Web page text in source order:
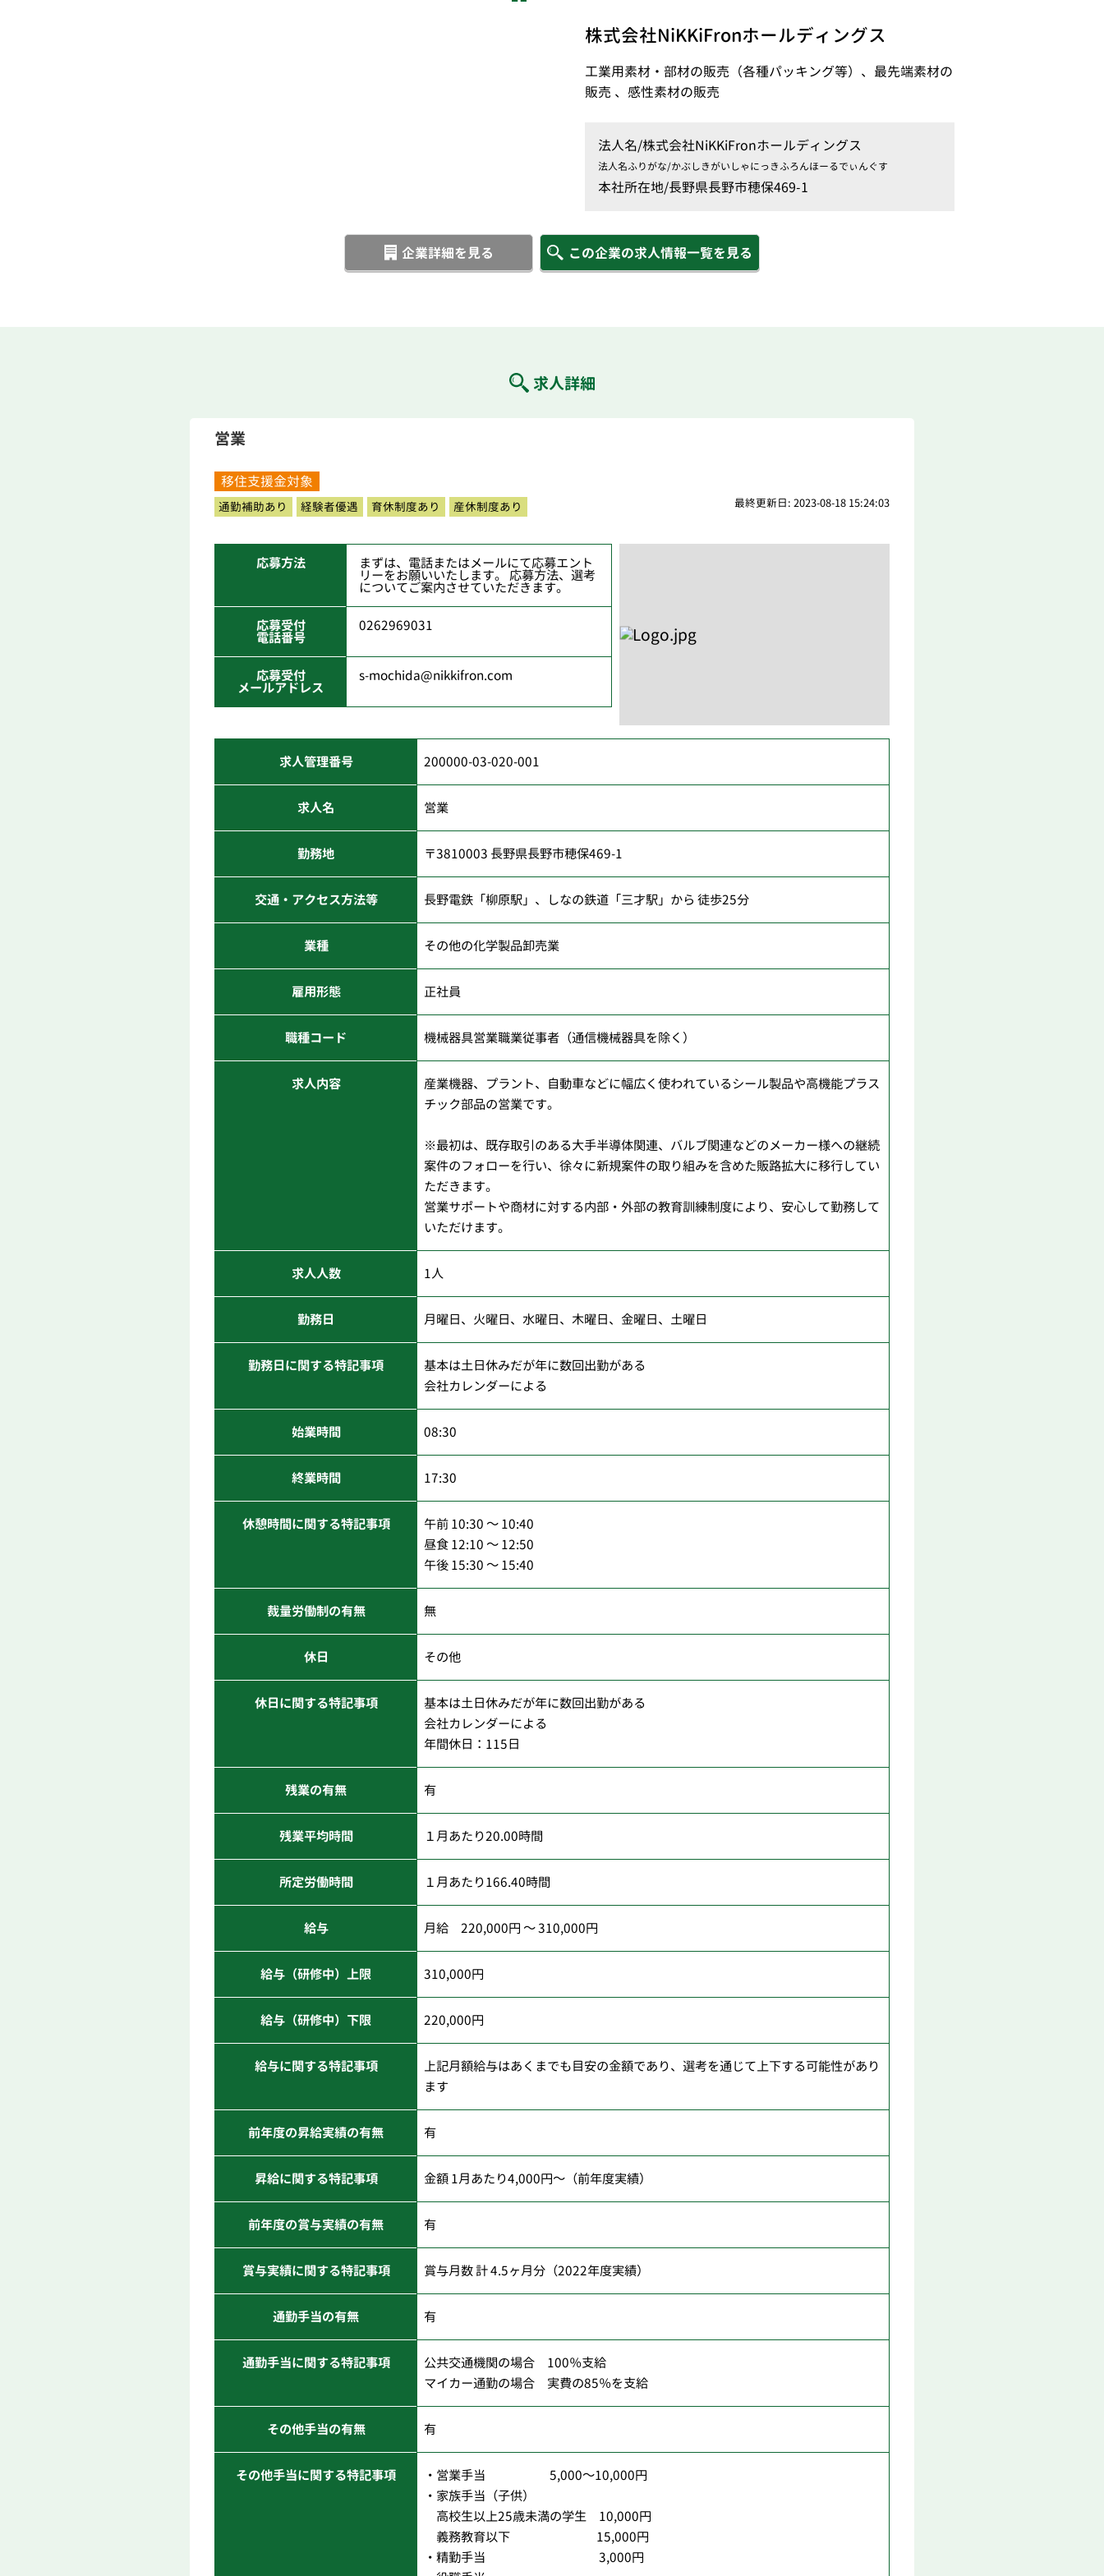
株式会社NiKKiFronホールディングス
工業用素材・部材の販売（各種パッキング等）、最先端素材の
販売 、感性素材の販売
法人名/株式会社NiKKiFronホールディングス
法人名ふりがな/かぶしきがいしゃにっきふろんほーるでぃんぐす
本社所在地/長野県長野市穂保469-1
企業詳細を見る この企業の求人情報一覧を見る
求人詳細
営業
移住支援金対象
通勤補助あり 経験者優遇 育休制度あり 産休制度あり 最終更新日: 2023-08-18 15:24:03
応募方法 まずは、電話またはメールにて応募エント
リーをお願いいたします。 応募方法、選考
についてご案内させていただきます。
応募受付
電話番号
0262969031
応募受付
メールアドレス
s-mochida@nikkifron.com
求人管理番号 200000-03-020-001
求人名 営業
勤務地 〒3810003 長野県長野市穂保469-1
交通・アクセス方法等 長野電鉄「柳原駅」、しなの鉄道「三才駅」から 徒歩25分
業種 その他の化学製品卸売業
雇用形態 正社員
職種コード 機械器具営業職業従事者（通信機械器具を除く）
求人内容
産業機器、プラント、自動車などに幅広く使われているシール製品や高機能プラス
チック部品の営業です。
※最初は、既存取引のある大手半導体関連、バルブ関連などのメーカー様への継続
案件のフォローを行い、徐々に新規案件の取り組みを含めた販路拡大に移行してい
ただきます。
営業サポートや商材に対する内部・外部の教育訓練制度により、安心して勤務して
いただけます。
求人人数 1人
勤務日 月曜日、火曜日、水曜日、木曜日、金曜日、土曜日
勤務日に関する特記事項
基本は土日休みだが年に数回出勤がある
会社カレンダーによる
始業時間 08:30
終業時間 17:30
休憩時間に関する特記事項
午前 10:30 ～ 10:40
昼食 12:10 ～ 12:50
午後 15:30 ～ 15:40
裁量労働制の有無 無
休日 その他
休日に関する特記事項
基本は土日休みだが年に数回出勤がある
会社カレンダーによる
年間休日：115日
残業の有無 有
残業平均時間 １月あたり20.00時間
所定労働時間 １月あたり166.40時間
給与 月給 220,000円 ～ 310,000円
給与（研修中）上限 310,000円
給与（研修中）下限 220,000円
給与に関する特記事項
上記月額給与はあくまでも目安の金額であり、選考を通じて上下する可能性があり
ます
前年度の昇給実績の有無 有
昇給に関する特記事項 金額 1月あたり4,000円～（前年度実績）
前年度の賞与実績の有無 有
賞与実績に関する特記事項 賞与月数 計 4.5ヶ月分（2022年度実績）
通勤手当の有無 有
通勤手当に関する特記事項
公共交通機関の場合 100％支給
マイカー通勤の場合 実費の85％を支給
その他手当の有無 有
その他手当に関する特記事項
・営業手当 5,000～10,000円
・家族手当（子供）
高校生以上25歳未満の学生 10,000円
義務教育以下 15,000円
・精勤手当 3,000円